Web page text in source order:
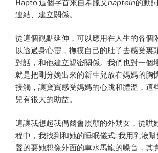
Hapto 這個字首來自希臘文haptein的動
連結、建立關係。
從這個觀點延伸，可以應用在人生的各個
以透過身心靈，撫摸自己的肚子去感受裏
對話，和他建立親密關係。我們也對一個
就是把剛分娩出來的新生兒放在媽媽的胸
接觸，讓寶寶感受媽媽的心跳和體溫，這
兒有很大的助益。
這讓我想起我偶爾會照顧的外甥女，從哄
程中，我找到和她的睡眠儀式: 我用乳液
聲的要她想像外面的車水馬龍的噪音，其